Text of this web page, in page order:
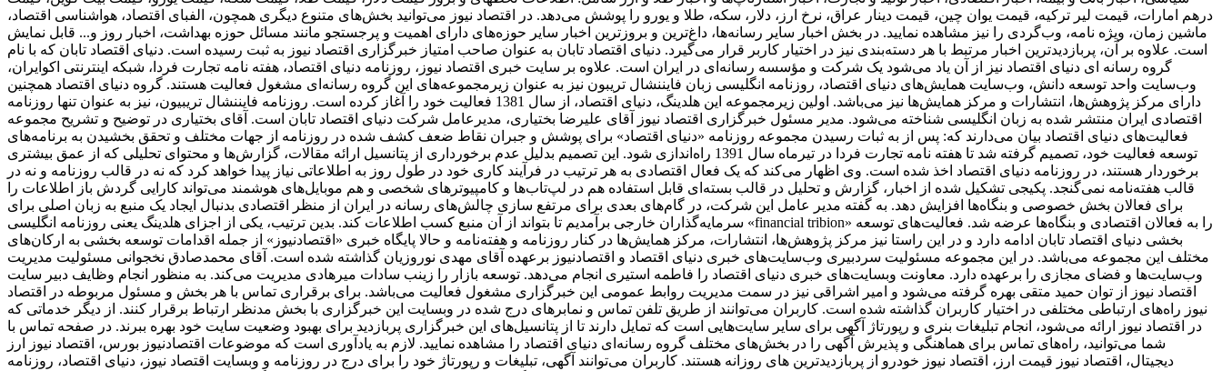
درهم امارات، قیمت لیر ترکیه، قیمت یوان چین، قیمت دینار عراق، نرخ ارز، دلار، سکه، طلا و یورو را پوشش می‌دهد. در اقتصاد نیوز می‌توانید بخش‌های متنوع دیگری همچون، الفبای اقتصاد، هواشناسی اقتصاد،
ماشین زمان، ویژه نامه، وب‌گردی را نیز مشاهده نمایید. در بخش اخبار سایر رسانه‌ها، داغ‌ترین و بروزترین اخبار سایر حوزه‌های دارای اهمیت و پرجستجو مانند مسائل حوزه بهداشت، اخبار روز و... قابل نمایش
است. علاوه بر آن، پربازدیدترین اخبار مرتبط با هر دسته‌بندی نیز در اختیار کاربر قرار می‌گیرد. دنیای اقتصاد تابان به عنوان صاحب امتیاز خبرگزاری اقتصاد نیوز به ثبت رسیده است. دنیای اقتصاد تابان که با نام
گروه رسانه ای دنیای اقتصاد نیز از آن یاد می‌شود یک شرکت و مؤسسه رسانه‌ای در ایران است. علاوه بر سایت خبری اقتصاد نیوز، روزنامه دنیای اقتصاد، هفته ‌نامه تجارت فردا، شبکه اینترنتی اکوایران،
وب‌سایت واحد توسعه دانش، وب‌سایت همایش‌های دنیای اقتصاد، روزنامه انگلیسی ‌زبان فایننشال تریبون نیز به عنوان زیرمجموعه‌های این گروه رسانه‌ای مشغول فعالیت هستند. گروه دنیای اقتصاد همچنین
دارای مرکز پژوهش‌ها، انتشارات و مرکز همایش‌ها نیز می‌باشد. اولین زیرمجموعه این هلدینگ، دنیای اقتصاد، از سال 1381 فعالیت خود را آغاز کرده است. روزنامه فایننشال تریبیون، نیز به عنوان تنها روزنامه
اقتصادی ایران منتشر شده به زبان انگلیسی شناخته می‌شود. مدیر مسئول خبرگزاری اقتصاد نیوز آقای علیرضا بختیاری، مدیرعامل شرکت دنیای اقتصاد تابان است. آقای بختیاری در توضیح و تشریح مجموعه
فعالیت‌های دنیای اقتصاد بیان می‌دارند که: پس از به ثبات رسیدن مجموعه روزنامه «دنیای اقتصاد» برای پوشش و جبران نقاط ضعف کشف شده در روزنامه از جهات مختلف و تحقق بخشیدن به برنامه‌های
توسعه فعالیت خود، تصمیم گرفته شد تا هفته نامه تجارت فردا در تیرماه سال 1391 راه‌اندازی شود. این تصمیم بدلیل عدم برخورداری از پتانسیل ارائه مقالات، گزارش‌ها و محتوای تحلیلی که از عمق بیشتری
برخوردار هستند، در روزنامه دنیای اقتصاد اخذ شده است. وی اظهار می‌کند که یک فعال اقتصادی به هر ترتیب در فرآیند کاری خود در طول روز به اطلاعاتی نیاز پیدا خواهد کرد که نه در قالب روزنامه و نه در
قالب هفته‌نامه نمی‌گنجد. پکیجی تشکیل شده از اخبار، گزارش و تحلیل در قالب بسته‌ای قابل استفاده هم در لپ‌تاب‌ها و کامپیوترهای شخصی و هم موبایل‌های هوشمند می‌تواند کارایی گردش باز اطلاعات را
برای فعالان بخش خصوصی و بنگاه‌ها افزایش دهد. به گفته مدیر عامل این شرکت، در گام‌های بعدی برای مرتفع سازی چالش‌های رسانه در ایران از منظر اقتصادی بدنبال ایجاد یک منبع به زبان اصلی برای
سرمایه‌گذاران خارجی برآمدیم تا بتواند از آن منبع کسب اطلاعات کند. بدین ترتیب، یکی از اجزای هلدینگ یعنی روزنامه انگلیسی «financial tribion» را به فعالان اقتصادی و بنگاه‌ها عرضه شد. فعالیت‌های توسعه
بخشی دنیای اقتصاد تابان ادامه دارد و در این راستا نیز مرکز پژوهش‌ها، انتشارات، مرکز همایش‌ها در کنار روزنامه و هفته‌نامه و حالا پایگاه خبری «اقتصادنیوز» از جمله اقدامات توسعه بخشی به ارکان‌های
مختلف این مجموعه می‌باشد. در این مجموعه مسئولیت سردبیری وب‌سایت‌های خبری دنیای اقتصاد و اقتصادنیوز برعهده آقای مهدی نوروزیان گذاشته شده است. آقای محمدصادق نخجوانی مسئولیت مدیریت
وب‌سایت‌ها و فضای مجازی را برعهده دارد. معاونت وبسایت‌های خبری دنیای اقتصاد را فاطمه استیری انجام می‌دهد. توسعه بازار را زینب سادات میرهادی مدیریت می‌کند. به منظور انجام وظایف دبیر سایت
اقتصاد نیوز از توان حمید متقی بهره گرفته می‌شود و امیر اشراقی نیز در سمت مدیریت روابط عمومی این خبرگزاری مشغول فعالیت می‌باشد. برای برقراری تماس با هر بخش و مسئول مربوطه در اقتصاد
نیوز راه‌های ارتباطی مختلفی در اختیار کاربران گذاشته شده است. کاربران می‌توانند از طریق تلفن تماس و نمابرهای درج شده در وبسایت این خبرگزاری با بخش مدنظر ارتباط برقرار کنند. از دیگر خدماتی که
در اقتصاد نیوز ارائه می‌شود، انجام تبلیغات بنری و رپورتاژ آگهی برای سایر سایت‌هایی است که تمایل دارند تا از پتانسیل‌های این خبرگزاری پربازدید برای بهبود وضعیت سایت خود بهره ببرند. در صفحه تماس با
شما می‌توانید، راه‌های تماس برای هماهنگی و پذیرش آگهی را در بخش‌های مختلف گروه رسانه‌ای دنیای اقتصاد را مشاهده نمایید. لازم به یادآوری است که موضوعات اقتصادنیوز بورس، اقتصاد نیوز ارز
دیجیتال، اقتصاد نیوز قیمت ارز، اقتصاد نیوز خودرو از پربازدیدترین های روزانه هستند. کاربران می‌توانند آگهی، تبلیغات و رپورتاژ خود را برای درج در روزنامه و وبسایت اقتصاد نیوز، دنیای اقتصاد، روزنامه